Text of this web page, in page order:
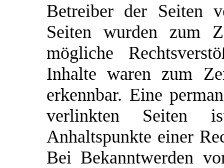
Betreiber der Seiten
Seiten wurden zum
mögliche
Inhalte waren zum
erkennbar. Eine
verlinkten Seiten
Anhaltspunkte einer
Bei Bekanntwerden